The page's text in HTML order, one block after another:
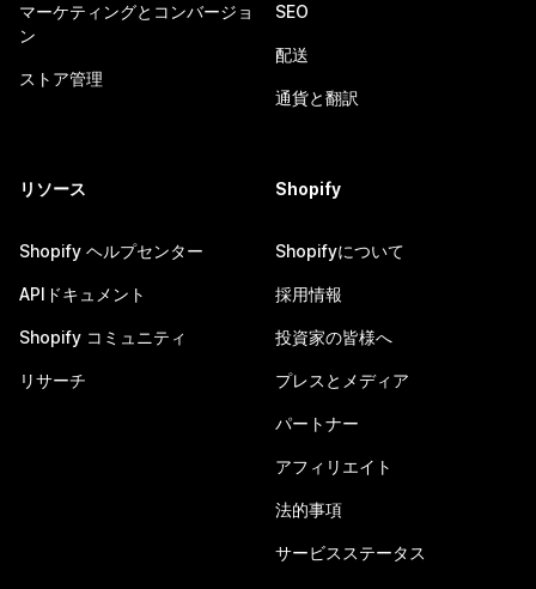
マーケティングとコンバージョ
ン
ストア管理
SEO
配送
通貨と翻訳
リソース
Shopify ヘルプセンター
APIドキュメント
Shopify コミュニティ
リサーチ
Shopify
Shopifyについて
採用情報
投資家の皆様へ
プレスとメディア
パートナー
アフィリエイト
法的事項
サービスステータス